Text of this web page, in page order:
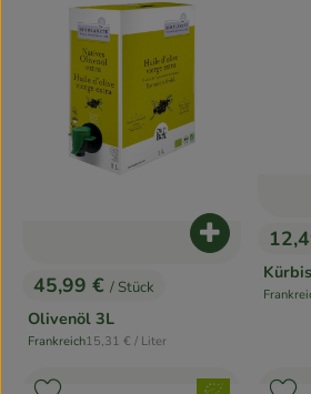
, Preis:
45,99 € / Stück
Olivenöl 3L
, Herkunft:
Frankreich, Referenzpreis:
15,31 € / Liter
Produkt zum
,
,
, Verband: